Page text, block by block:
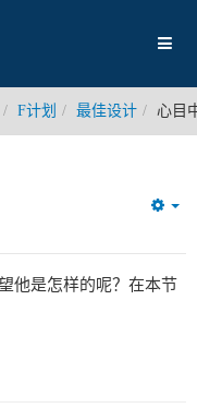
F计划 最佳设计 心目
他是怎样的呢？在本节